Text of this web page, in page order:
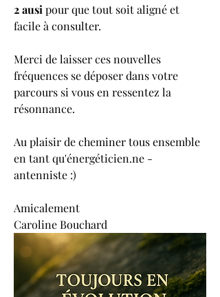
2 ausi pour que tout soit aligné et
facile à consulter.
Merci de laisser ces nouvelles
fréquences se déposer dans votre
parcours si vous en ressentez la
résonnance.
Au plaisir de cheminer tous ensemble
en tant qu'énergéticien.ne -
antenniste :)
Amicalement
Caroline Bouchard